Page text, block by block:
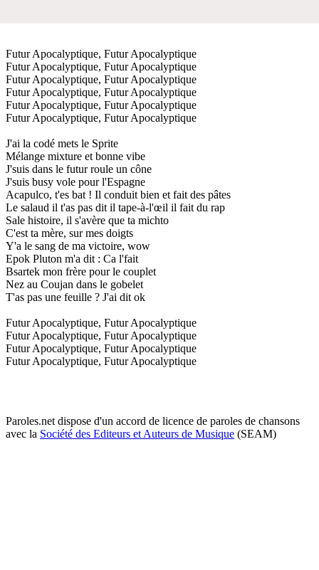
Futur Apocalyptique, Futur Apocalyptique
Futur Apocalyptique, Futur Apocalyptique
Futur Apocalyptique, Futur Apocalyptique
Futur Apocalyptique, Futur Apocalyptique
Futur Apocalyptique, Futur Apocalyptique
Futur Apocalyptique, Futur Apocalyptique
J'ai la codé mets le Sprite
Mélange mixture et bonne vibe
J'suis dans le futur roule un cône
J'suis busy vole pour l'Espagne
Acapulco, t'es bat ! Il conduit bien et fait des pâtes
Le salaud il t'as pas dit il tape-à-l'œil il fait du rap
Sale histoire, il s'avère que ta michto
C'est ta mère, sur mes doigts
Y'a le sang de ma victoire, wow
Epok Pluton m'a dit : Ca l'fait
Bsartek mon frère pour le couplet
Nez au Coujan dans le gobelet
T'as pas une feuille ? J'ai dit ok
Futur Apocalyptique, Futur Apocalyptique
Futur Apocalyptique, Futur Apocalyptique
Futur Apocalyptique, Futur Apocalyptique
Futur Apocalyptique, Futur Apocalyptique
Paroles.net dispose d'un accord de licence de paroles de chansons
avec la Société des Editeurs et Auteurs de Musique (SEAM)